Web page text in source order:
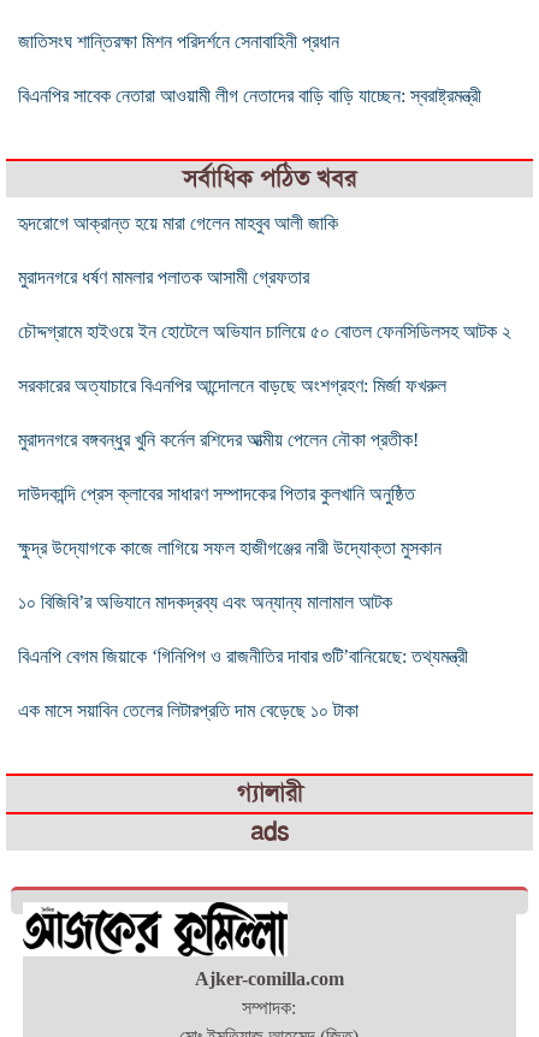
জাতিসংঘ শান্তিরক্ষা মিশন পরিদর্শনে সেনাবাহিনী প্রধান
বিএনপির সাবেক নেতারা আওয়ামী লীগ নেতাদের বাড়ি বাড়ি যাচ্ছেন: স্বরাষ্ট্রমন্ত্রী
সর্বাধিক পঠিত খবর
হৃদরোগে আক্রান্ত হয়ে মারা গেলেন মাহবুব আলী জাকি
মুরাদনগরে ধর্ষণ মামলার পলাতক আসামী গ্রেফতার
চৌদ্দগ্রামে হাইওয়ে ইন হোটেলে অভিযান চালিয়ে ৫০ বোতল ফেনসিডিলসহ আটক ২
সরকারের অত্যাচারে বিএনপির আন্দোলনে বাড়ছে অংশগ্রহণ: মির্জা ফখরুল
মুরাদনগরে বঙ্গবন্ধুর খুনি কর্নেল রশিদের আত্মীয় পেলেন নৌকা প্রতীক!
দাউদকান্দি প্রেস ক্লাবের সাধারণ সম্পাদকের পিতার কুলখানি অনুষ্ঠিত
ক্ষুদ্র উদ্যোগকে কাজে লাগিয়ে সফল হাজীগঞ্জের নারী উদ্যোক্তা মুসকান
১০ বিজিবি’র অভিযানে মাদকদ্রব্য এবং অন্যান্য মালামাল আটক
বিএনপি বেগম জিয়াকে ‘গিনিপিগ ও রাজনীতির দাবার গুটি’বানিয়েছে: তথ্যমন্ত্রী
এক মাসে সয়াবিন তেলের লিটারপ্রতি দাম বেড়েছে ১০ টাকা
গ্যালারী
ads
Ajker-comilla.com
সম্পাদক: